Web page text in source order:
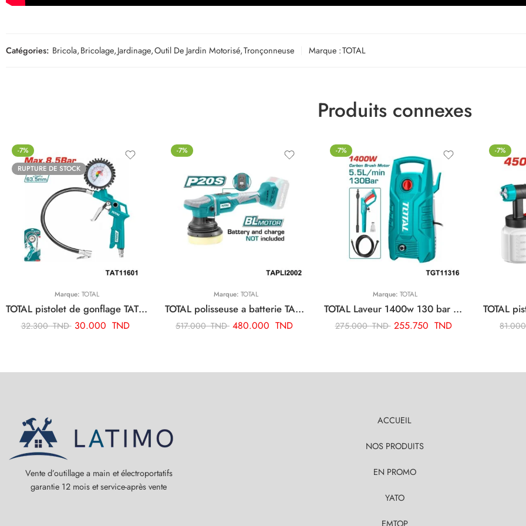
Catégories: Bricola,Bricolage,Jardinage,Outil De Jardin Motorisé,Tronçonneuse Marque :TOTAL
Produits connexes
-7%
RUPTURE DE STOCK
Marque: TOTAL
TOTAL pistolet de gonflage TAT11601
32.300TND 30.000 TND
-7%
Marque: TOTAL
TOTAL polisseuse a batterie TAPLI2002
517.000TND 480.000 TND
-7%
Marque: TOTAL
TOTAL Laveur 1400w 130 bar TGT11316
275.000TND 255.750 TND
-7%
Vente d’outillage a main et électroportatifs
garantie 12 mois et service-après vente
ACCUEIL
NOS PRODUITS
EN PROMO
YATO
EMTOP